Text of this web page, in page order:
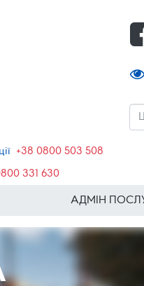
+38 0800 503 508
331 630
АДМІН